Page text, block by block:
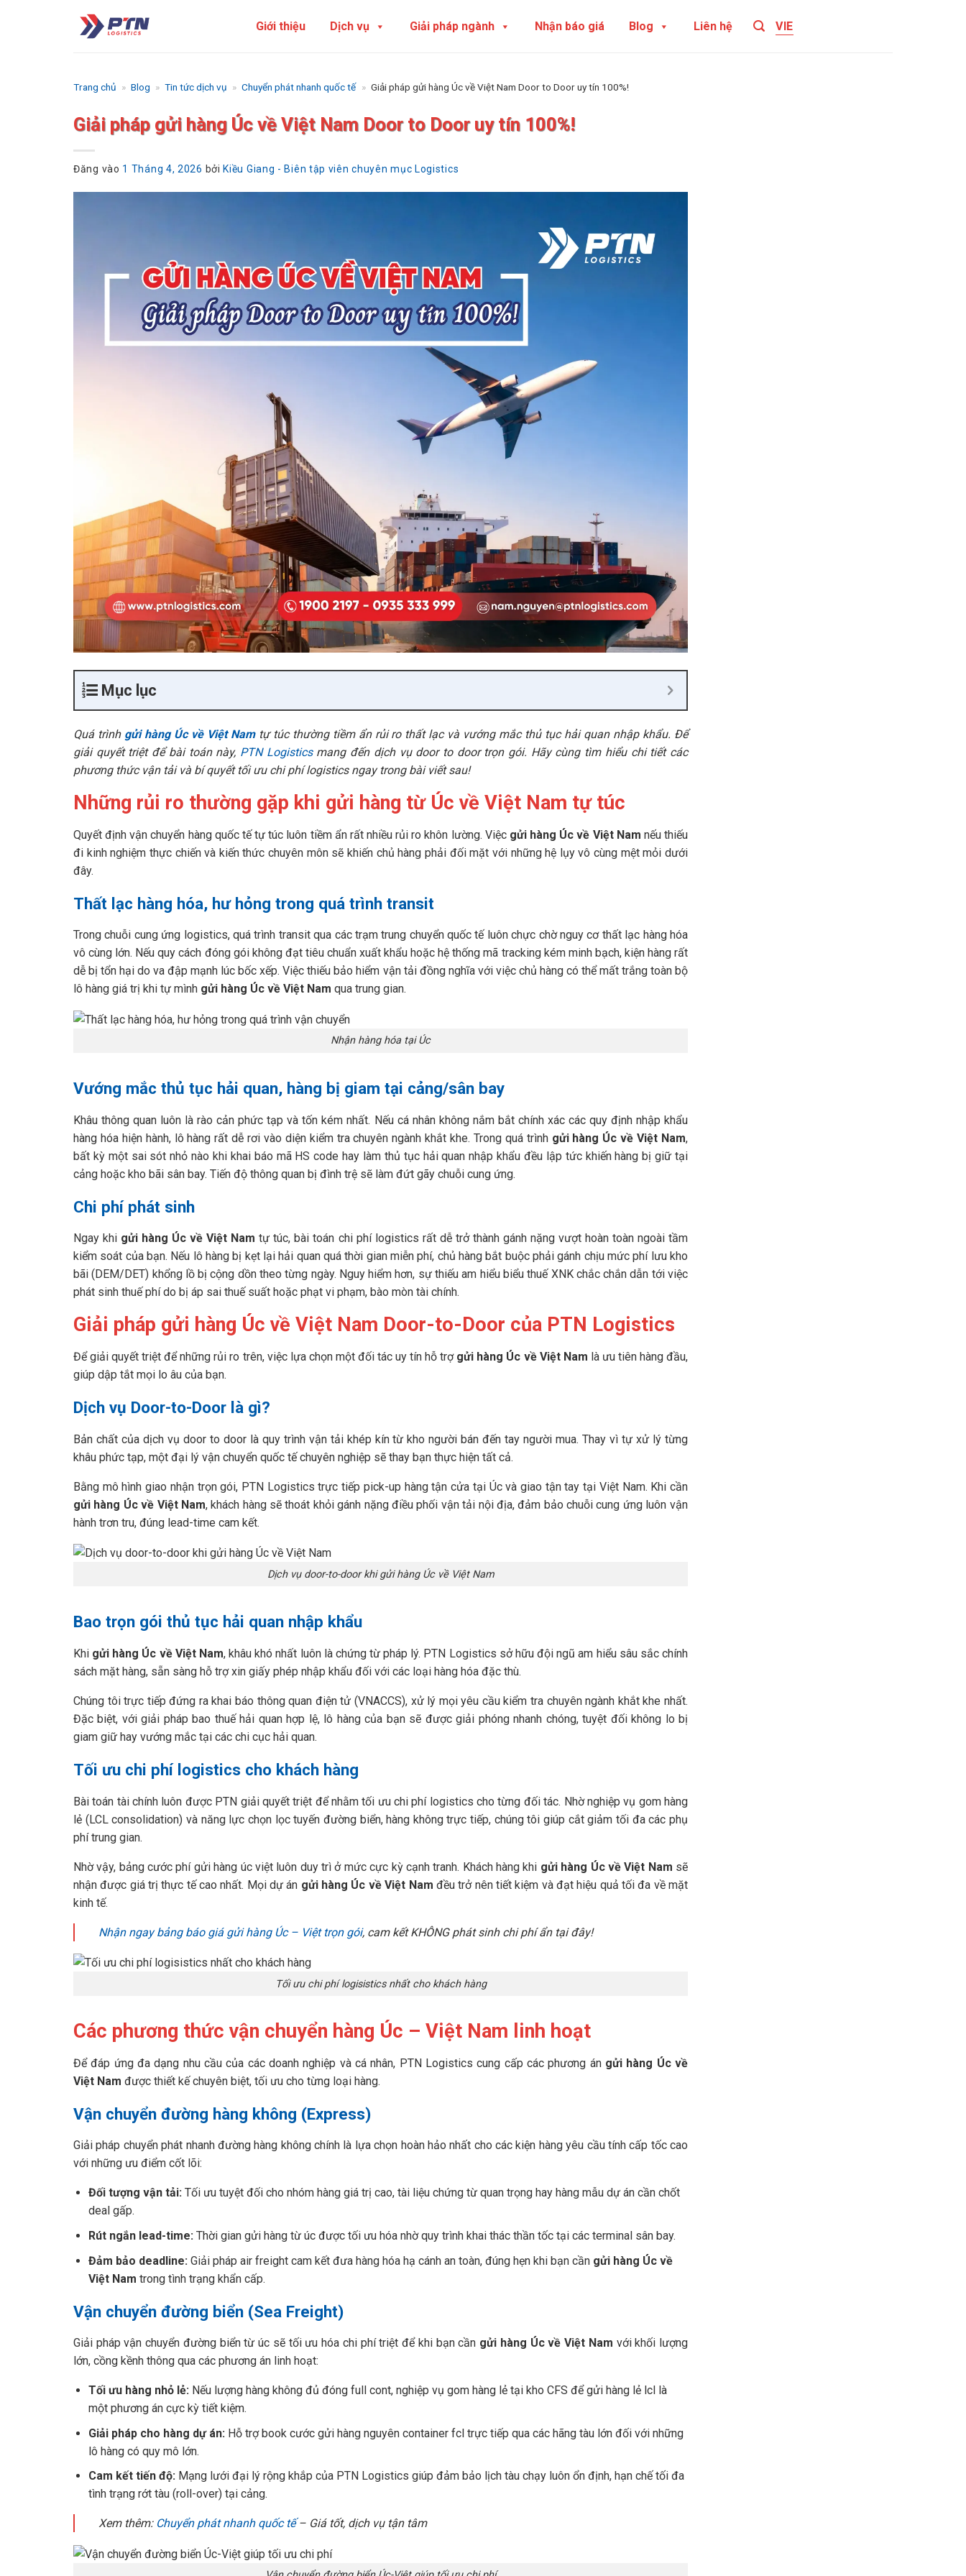
Giới thiệu Dịch vụ Giải pháp ngành Nhận báo giá Blog Liên hệ VIE
Trang chủ » Blog » Tin tức dịch vụ » Chuyển phát nhanh quốc tế » Giải pháp gửi hàng Úc về Việt Nam Door to Door uy tín 100%!
Giải pháp gửi hàng Úc về Việt Nam Door to Door uy tín 100%!
Đăng vào 1 Tháng 4, 2026 bởi Kiều Giang - Biên tập viên chuyên mục Logistics
Mục lục
Quá trình gửi hàng Úc về Việt Namtự túc thường tiềm ẩn rủi ro thất lạc và vướng mắc thủ tục hải quan nhập khẩu. Để
giải quyết triệt để bài toán này, PTN Logisticsmang đến dịch vụ door to door trọn gói. Hãy cùng tìm hiểu chi tiết các
phương thức vận tải và bí quyết tối ưu chi phí logistics ngay trong bài viết sau!
Những rủi ro thường gặp khi gửi hàng từ Úc về Việt Nam tự túc
Quyết định vận chuyển hàng quốc tế tự túc luôn tiềm ẩn rất nhiều rủi ro khôn lường. Việc gửi hàng Úc về Việt Nam nếu thiếu
đi kinh nghiệm thực chiến và kiến thức chuyên môn sẽ khiến chủ hàng phải đối mặt với những hệ lụy vô cùng mệt mỏi dưới
đây.
Thất lạc hàng hóa, hư hỏng trong quá trình transit
Trong chuỗi cung ứng logistics, quá trình transit qua các trạm trung chuyển quốc tế luôn chực chờ nguy cơ thất lạc hàng hóa
vô cùng lớn. Nếu quy cách đóng gói không đạt tiêu chuẩn xuất khẩu hoặc hệ thống mã tracking kém minh bạch, kiện hàng rất
dễ bị tổn hại do va đập mạnh lúc bốc xếp. Việc thiếu bảo hiểm vận tải đồng nghĩa với việc chủ hàng có thể mất trắng toàn bộ
lô hàng giá trị khi tự mình gửi hàng Úc về Việt Nam qua trung gian.
Nhận hàng hóa tại Úc
Vướng mắc thủ tục hải quan, hàng bị giam tại cảng/sân bay
Khâu thông quan luôn là rào cản phức tạp và tốn kém nhất. Nếu cá nhân không nắm bắt chính xác các quy định nhập khẩu
hàng hóa hiện hành, lô hàng rất dễ rơi vào diện kiểm tra chuyên ngành khắt khe. Trong quá trình gửi hàng Úc về Việt Nam,
bất kỳ một sai sót nhỏ nào khi khai báo mã HS code hay làm thủ tục hải quan nhập khẩu đều lập tức khiến hàng bị giữ tại
cảng hoặc kho bãi sân bay. Tiến độ thông quan bị đình trệ sẽ làm đứt gãy chuỗi cung ứng.
Chi phí phát sinh
Ngay khi gửi hàng Úc về Việt Namtự túc, bài toán chi phí logistics rất dễ trở thành gánh nặng vượt hoàn toàn ngoài tầm
kiểm soát của bạn. Nếu lô hàng bị kẹt lại hải quan quá thời gian miễn phí, chủ hàng bắt buộc phải gánh chịu mức phí lưu kho
bãi (DEM/DET) khổng lồ bị cộng dồn theo từng ngày. Nguy hiểm hơn, sự thiếu am hiểu biểu thuế XNK chắc chắn dẫn tới việc
phát sinh thuế phí do bị áp sai thuế suất hoặc phạt vi phạm, bào mòn tài chính.
Giải pháp gửi hàng Úc về Việt Nam Door-to-Door của PTN Logistics
Để giải quyết triệt để những rủi ro trên, việc lựa chọn một đối tác uy tín hỗ trợ gửi hàng Úc về Việt Nam là ưu tiên hàng đầu,
giúp dập tắt mọi lo âu của bạn.
Dịch vụ Door-to-Door là gì?
Bản chất của dịch vụ door to door là quy trình vận tải khép kín từ kho người bán đến tay người mua. Thay vì tự xử lý từng
khâu phức tạp, một đại lý vận chuyển quốc tế chuyên nghiệp sẽ thay bạn thực hiện tất cả.
Bằng mô hình giao nhận trọn gói, PTN Logistics trực tiếp pick-up hàng tận cửa tại Úc và giao tận tay tại Việt Nam. Khi cần
gửi hàng Úc về Việt Nam, khách hàng sẽ thoát khỏi gánh nặng điều phối vận tải nội địa, đảm bảo chuỗi cung ứng luôn vận
hành trơn tru, đúng lead-time cam kết.
Dịch vụ door-to-door khi gửi hàng Úc về Việt Nam
Bao trọn gói thủ tục hải quan nhập khẩu
Khi gửi hàng Úc về Việt Nam, khâu khó nhất luôn là chứng từ pháp lý. PTN Logistics sở hữu đội ngũ am hiểu sâu sắc chính
sách mặt hàng, sẵn sàng hỗ trợ xin giấy phép nhập khẩu đối với các loại hàng hóa đặc thù.
Chúng tôi trực tiếp đứng ra khai báo thông quan điện tử (VNACCS), xử lý mọi yêu cầu kiểm tra chuyên ngành khắt khe nhất.
Đặc biệt, với giải pháp bao thuế hải quan hợp lệ, lô hàng của bạn sẽ được giải phóng nhanh chóng, tuyệt đối không lo bị
giam giữ hay vướng mắc tại các chi cục hải quan.
Tối ưu chi phí logistics cho khách hàng
Bài toán tài chính luôn được PTN giải quyết triệt để nhằm tối ưu chi phí logistics cho từng đối tác. Nhờ nghiệp vụ gom hàng
lẻ (LCL consolidation) và năng lực chọn lọc tuyến đường biển, hàng không trực tiếp, chúng tôi giúp cắt giảm tối đa các phụ
phí trung gian.
Nhờ vậy, bảng cước phí gửi hàng úc việt luôn duy trì ở mức cực kỳ cạnh tranh. Khách hàng khi gửi hàng Úc về Việt Nam sẽ
nhận được giá trị thực tế cao nhất. Mọi dự án gửi hàng Úc về Việt Nam đều trở nên tiết kiệm và đạt hiệu quả tối đa về mặt
kinh tế.
Nhận ngay bảng báo giá gửi hàng Úc – Việt trọn gói, cam kết KHÔNG phát sinh chi phí ẩn tại đây!
Tối ưu chi phí logisistics nhất cho khách hàng
Các phương thức vận chuyển hàng Úc – Việt Nam linh hoạt
Để đáp ứng đa dạng nhu cầu của các doanh nghiệp và cá nhân, PTN Logistics cung cấp các phương án gửi hàng Úc về
Việt Nam được thiết kế chuyên biệt, tối ưu cho từng loại hàng.
Vận chuyển đường hàng không (Express)
Giải pháp chuyển phát nhanh đường hàng không chính là lựa chọn hoàn hảo nhất cho các kiện hàng yêu cầu tính cấp tốc cao
với những ưu điểm cốt lõi:
Đối tượng vận tải: Tối ưu tuyệt đối cho nhóm hàng giá trị cao, tài liệu chứng từ quan trọng hay hàng mẫu dự án cần chốt
deal gấp.
Rút ngắn lead-time: Thời gian gửi hàng từ úc được tối ưu hóa nhờ quy trình khai thác thần tốc tại các terminal sân bay.
Đảm bảo deadline: Giải pháp air freight cam kết đưa hàng hóa hạ cánh an toàn, đúng hẹn khi bạn cầngửi hàng Úc về
Việt Nam trong tình trạng khẩn cấp.
Vận chuyển đường biển (Sea Freight)
Giải pháp vận chuyển đường biển từ úc sẽ tối ưu hóa chi phí triệt để khi bạn cần gửi hàng Úc về Việt Nam với khối lượng
lớn, cồng kềnh thông qua các phương án linh hoạt:
Tối ưu hàng nhỏ lẻ: Nếu lượng hàng không đủ đóng full cont, nghiệp vụ gom hàng lẻ tại kho CFS để gửi hàng lẻ lcl là
một phương án cực kỳ tiết kiệm.
Giải pháp cho hàng dự án: Hỗ trợ book cước gửi hàng nguyên container fcl trực tiếp qua các hãng tàu lớn đối với những
lô hàng có quy mô lớn.
Cam kết tiến độ: Mạng lưới đại lý rộng khắp của PTN Logistics giúp đảm bảo lịch tàu chạy luôn ổn định, hạn chế tối đa
tình trạng rớt tàu (roll-over) tại cảng.
Xem thêm: Chuyển phát nhanh quốc tế– Giá tốt, dịch vụ tận tâm